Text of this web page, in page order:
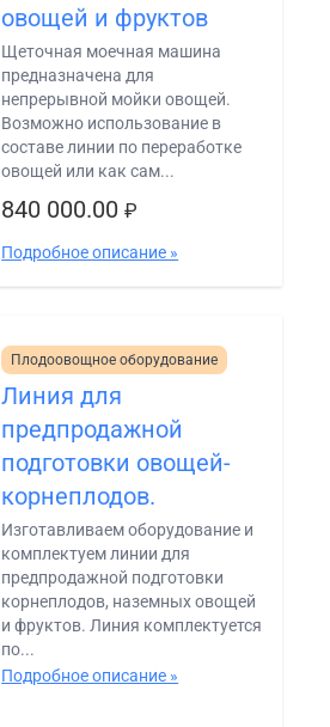
овощей и фруктов
Щеточная моечная машина
предназначена для
непрерывной мойки овощей.
Возможно использование в
составе линии по переработке
овощей или как сам...
840 000.00₽
Подробное описание »
Плодоовощное оборудование
Линия для
предпродажной
подготовки овощей-
корнеплодов.
Изготавливаем оборудование и
комплектуем линии для
предпродажной подготовки
корнеплодов, наземных овощей
и фруктов. Линия комплектуется
по...
Подробное описание »